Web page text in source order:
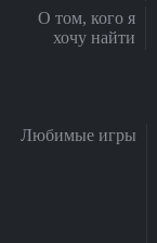
О том, кого я
хочу найти
Любимые игры